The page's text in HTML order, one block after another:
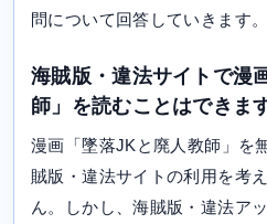
問について回答していきます。
海賊版・違法サイトで漫
師」を読むことはできま
漫画「墜落JKと廃人教師」を
賊版・違法サイトの利用を考
ん。しかし、海賊版・違法ア